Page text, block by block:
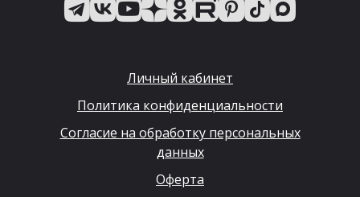
Личный кабинет
Политика конфиденциальности
Согласие на обработку персональных
данных
Оферта